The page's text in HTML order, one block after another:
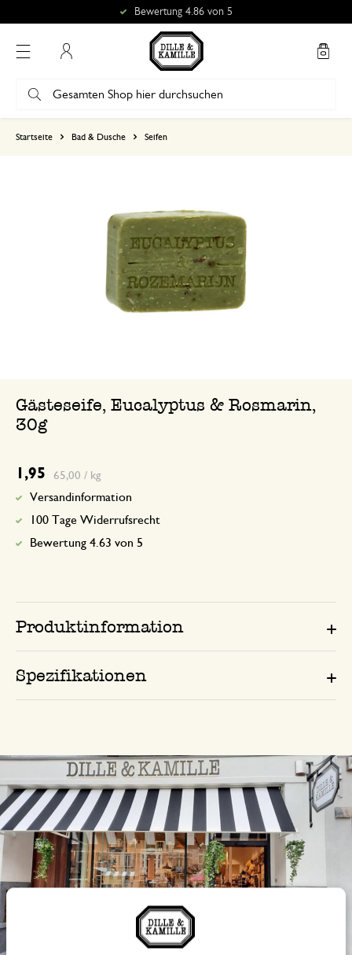
Bewertung 4.86 von 5
Startseite Bad & Dusche Seifen
Gästeseife, Eucalyptus & Rosmarin,
30g
1,95 65,00 / kg
Versandinformation
100 Tage Widerrufsrecht
Bewertung 4.63 von 5
Produktinformation
Spezifikationen
Immer in der Nähe